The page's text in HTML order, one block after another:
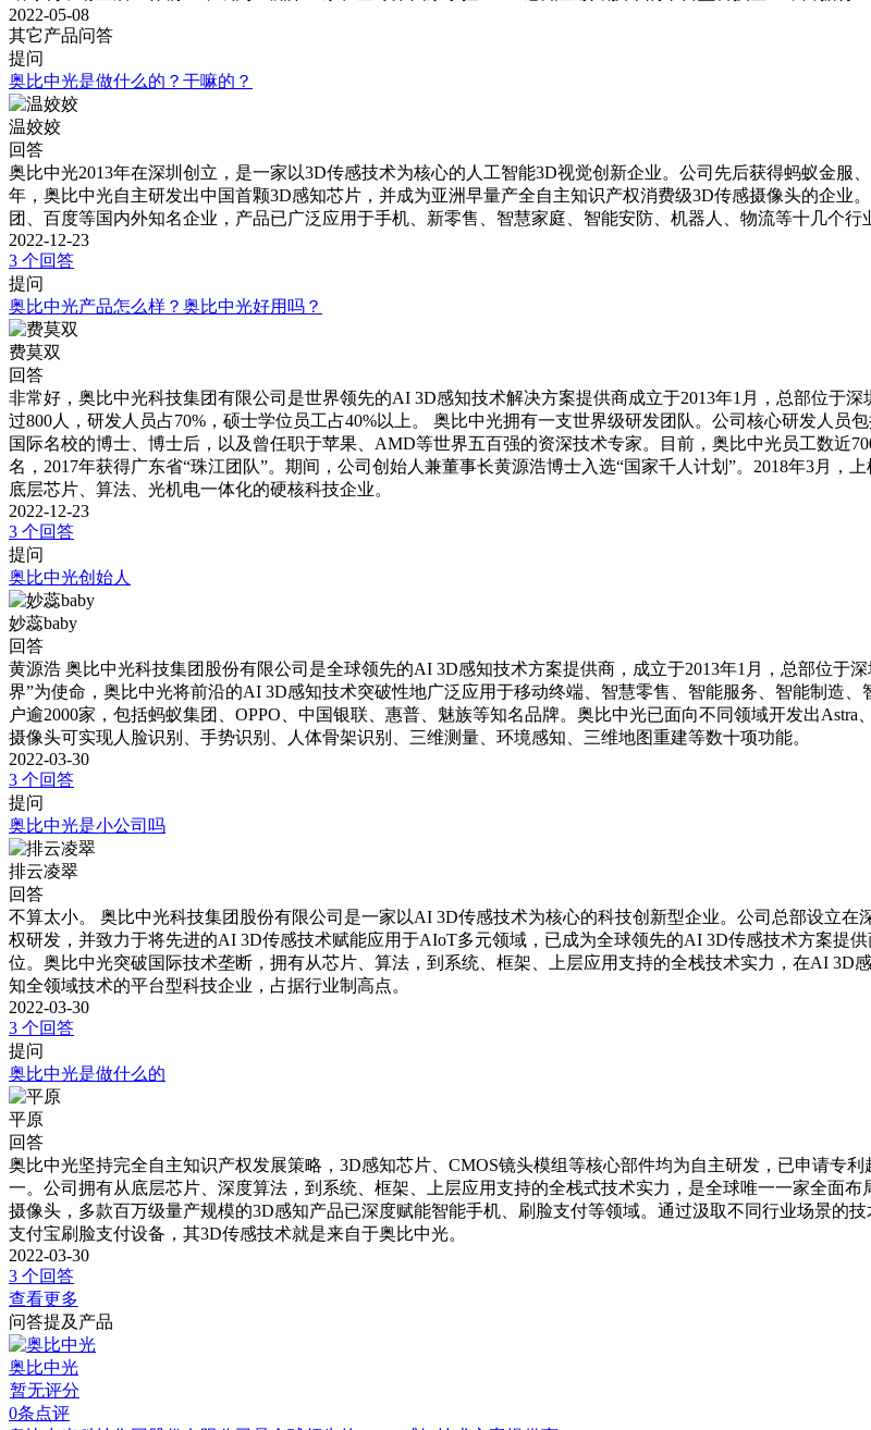
2022-05-08
其它产品问答
提问
奥比中光是做什么的？干嘛的？
温姣姣
回答
奥比中光2013年在深圳创立，是一家以3D传感技术为核心的人工智能3D视觉创新企业。公司先后获得蚂蚁金服
年，奥比中光自主研发出中国首颗3D感知芯片，并成为亚洲早量产全自主知识产权消费级3D传感摄像头的企业
团、百度等国内外知名企业，产品已广泛应用于手机、新零售、智慧家庭、智能安防、机器人、物流等十几个行
2022-12-23
3 个回答
提问
奥比中光产品怎么样？奥比中光好用吗？
费莫双
回答
非常好，奥比中光科技集团有限公司是世界领先的AI 3D感知技术解决方案提供商成立于2013年1月，总部位于
过800人，研发人员占70%，硕士学位员工占40%以上。 奥比中光拥有一支世界级研发团队。公司核心研发人
国际名校的博士、博士后，以及曾任职于苹果、AMD等世界五百强的资深技术专家。目前，奥比中光员工数近
名，2017年获得广东省“珠江团队”。期间，公司创始人兼董事长黄源浩博士入选“国家千人计划”。2018年3月，
底层芯片、算法、光机电一体化的硬核科技企业。
2022-12-23
3 个回答
提问
奥比中光创始人
妙蕊baby
回答
黄源浩 奥比中光科技集团股份有限公司是全球领先的AI 3D感知技术方案提供商，成立于2013年1月，总部位于
界”为使命，奥比中光将前沿的AI 3D感知技术突破性地广泛应用于移动终端、智慧零售、智能服务、智能制造
户逾2000家，包括蚂蚁集团、OPPO、中国银联、惠普、魅族等知名品牌。奥比中光已面向不同领域开发出Astra
摄像头可实现人脸识别、手势识别、人体骨架识别、三维测量、环境感知、三维地图重建等数十项功能。
2022-03-30
3 个回答
提问
奥比中光是小公司吗
排云凌翠
回答
不算太小。 奥比中光科技集团股份有限公司是一家以AI 3D传感技术为核心的科技创新型企业。公司总部设立
权研发，并致力于将先进的AI 3D传感技术赋能应用于AIoT多元领域，已成为全球领先的AI 3D传感技术方案提
位。奥比中光突破国际技术垄断，拥有从芯片、算法，到系统、框架、上层应用支持的全栈技术实力，在AI
知全领域技术的平台型科技企业，占据行业制高点。
2022-03-30
3 个回答
提问
奥比中光是做什么的
平原
回答
奥比中光坚持完全自主知识产权发展策略，3D感知芯片、CMOS镜头模组等核心部件均为自主研发，已申请专
一。公司拥有从底层芯片、深度算法，到系统、框架、上层应用支持的全栈式技术实力，是全球唯一一家全面
摄像头，多款百万级量产规模的3D感知产品已深度赋能智能手机、刷脸支付等领域。通过汲取不同行业场景的
支付宝刷脸支付设备，其3D传感技术就是来自于奥比中光。
2022-03-30
3 个回答
查看更多
问答提及产品
奥比中光
暂无评分
0条点评